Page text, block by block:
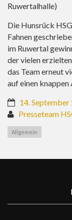
Ruwertalhalle)
Die Hunsrück
Fahnen
im Ruwertal
der vielen
das Team erneut
auf einen knappen
14. September
Presseteam
Allgemein